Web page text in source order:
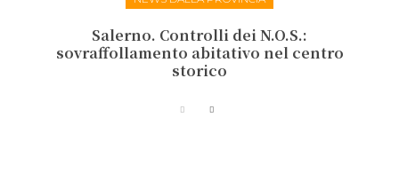
Salerno. Controlli dei N.O.S.:
sovraffollamento abitativo nel centro
storico